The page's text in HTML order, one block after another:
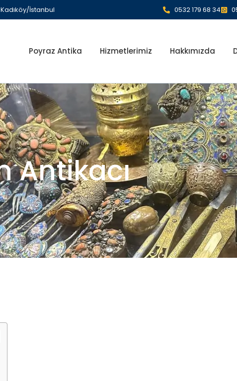
İstanbul 0532 179 68 34
Poyraz Antika Hizmetlerimiz Hakkımızda
Antikacı